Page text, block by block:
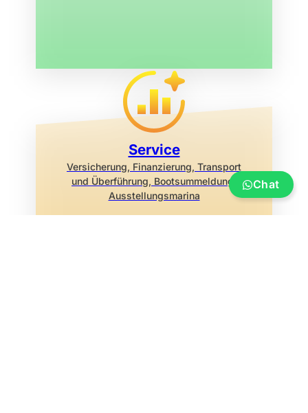
Service
Versicherung, Finanzierung, Transport
und Überführung, Bootsummeldung,
Ausstellungsmarina
Chat